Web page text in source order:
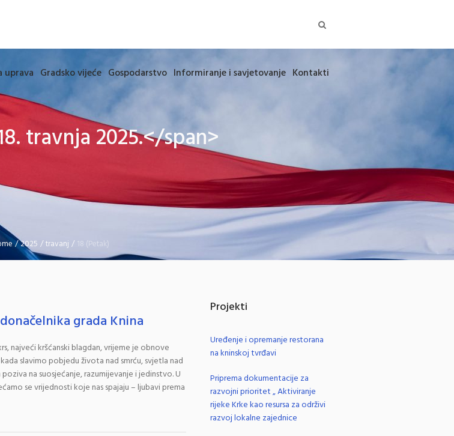
uprava Gradsko vijeće Gospodarstvo Informiranje i savjetovanje Kontakti
travnja 2025.</span>
/2025 /travanj /18 (Petak)
grada Knina
najveći kršćanski blagdan, vrijeme je obnove
slavimo pobjedu života nad smrću, svjetla nad
na suosjećanje, razumijevanje i jedinstvo. U
se vrijednosti koje nas spajaju – ljubavi prema
Projekti
Uređenje i opremanje restorana
na kninskoj tvrđavi
Priprema dokumentacije za
razvojni prioritet „ Aktiviranje
rijeke Krke kao resursa za održivi
razvoj lokalne zajednice